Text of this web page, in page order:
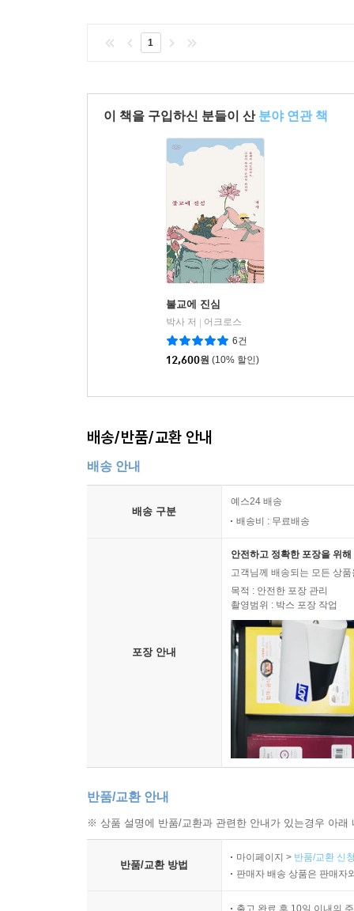
1
이 책을 구입하신 분들이 산 분야 연관 책
불교에 진심
박사 저
어크로스
6건
12,600원 (10% 할인)
배송/반품/교환 안내
배송 안내
배송 구분
예스24 배송
배송비 : 무료배송
포장 안내
안전하고 정확한 포장을 위
고객님께 배송되는 모든 상
목적 : 안전한 포장 관리
촬영범위 : 박스 포장 작업
반품/교환 안내
※ 상품 설명에 반품/교환과 관련한 안내가 있는경우 아
반품/교환 방법
마이페이지 > 반품/교환 신
판매자 배송 상품은 판매자
출고 완료 후 10일 이내의